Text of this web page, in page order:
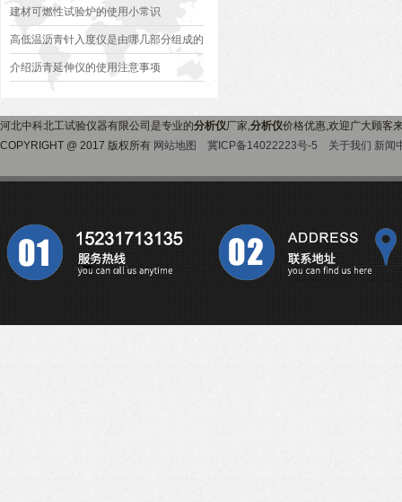
里！
建材可燃性试验炉的使用小常识
高低温沥青针入度仪是由哪几部分组成的
呢？
介绍沥青延伸仪的使用注意事项
河北中科北工试验仪器有限公司是专业的分析仪厂家,分析仪价格优惠,欢迎广大顾客
COPYRIGHT @ 2017 版权所有 网站地图 冀ICP备14022223号-5 关于我们 新闻